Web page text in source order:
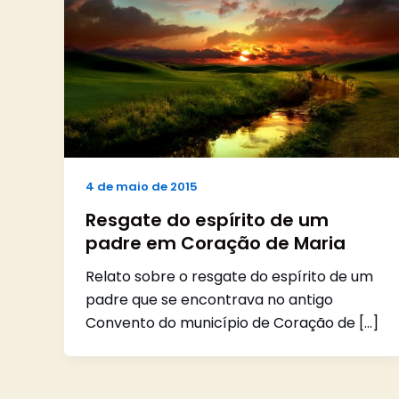
4 de maio de 2015
Resgate do espírito de um
padre em Coração de Maria
Relato sobre o resgate do espírito de um
padre que se encontrava no antigo
Convento do município de Coração de […]